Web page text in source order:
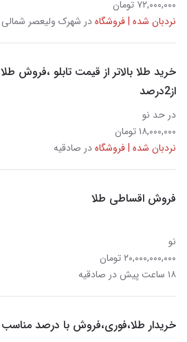
۷۲,۰۰۰,۰۰۰ تومان
نردبان شده | فروشگاهدر شهرک ولیعصر شمالی
خرید طلا بالاتر از قیمت تابلو ،فروش طلا
از2درصد
در حد نو
۱۸,۰۰۰,۰۰۰ تومان
نردبان شده | فروشگاهدر صادقیه
فروش اقساطی طلا
نو
۲۰,۰۰۰,۰۰۰,۰۰۰ تومان
۱۸ ساعت پیش در صادقیه
خریدار طلا،فوری،فروش با درصد مناسب